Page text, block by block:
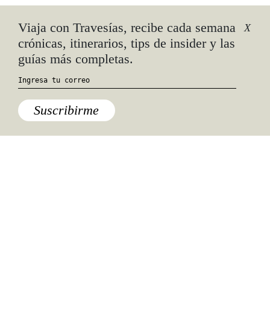
Viaja con Travesías, recibe cada semana
crónicas, itinerarios, tips de insider y las
guías más completas.
Suscribirme
X